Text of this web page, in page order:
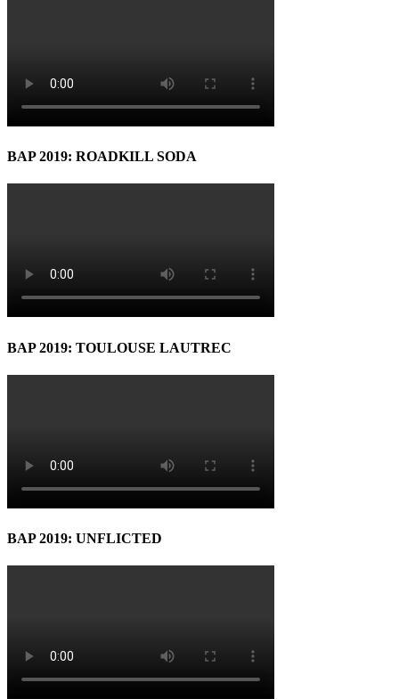
BAP 2019: ROADKILL SODA
BAP 2019: TOULOUSE LAUTREC
BAP 2019: UNFLICTED